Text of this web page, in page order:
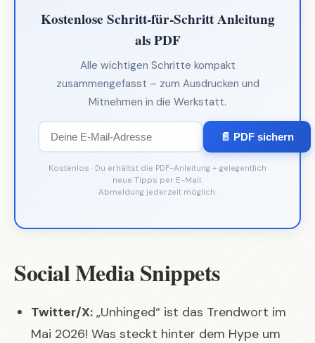
Kostenlose Schritt-für-Schritt Anleitung
als PDF
Alle wichtigen Schritte kompakt
zusammengefasst – zum Ausdrucken und
Mitnehmen in die Werkstatt.
📄 PDF sichern
Kostenlos · Du erhältst die PDF-Anleitung + gelegentlich
neue Tipps per E-Mail.
Abmeldung jederzeit möglich.
Social Media Snippets
Twitter/X: „Unhinged“ ist das Trendwort im
Mai 2026! Was steckt hinter dem Hype um